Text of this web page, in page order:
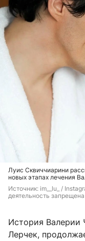
Луис Сквиччиарини
новых этапах лечения
Источник: im__lu_ /
деятельность
История Валерии
Лерчек,